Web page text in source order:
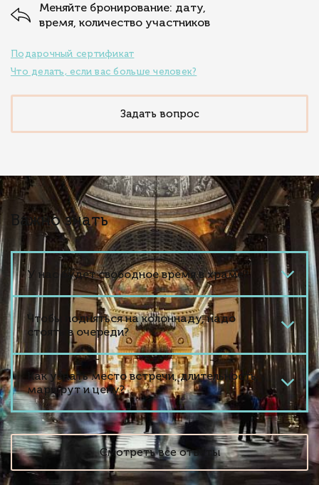
Меняйте бронирование: дату,
время, количество участников
Подарочный сертификат
Что делать, если вас больше человек?
Задать вопрос
Важно знать
У нас будет свободное время в храме?
Чтобы подняться на колоннаду, надо
стоять в очереди?
Как узнать место встречи, длительность,
маршрут и цену?
Смотреть все ответы